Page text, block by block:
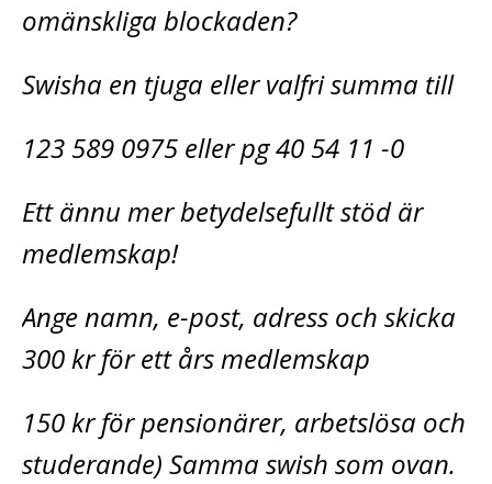
omänskliga blockaden?
Swisha en tjuga eller valfri summa till
123 589 0975 eller pg 40 54 11 -0
Ett ännu mer betydelsefullt stöd är
medlemskap!
Ange namn, e-post, adress och skicka
300 kr för ett års medlemskap
150 kr för pensionärer, arbetslösa och
studerande) Samma swish som ovan.